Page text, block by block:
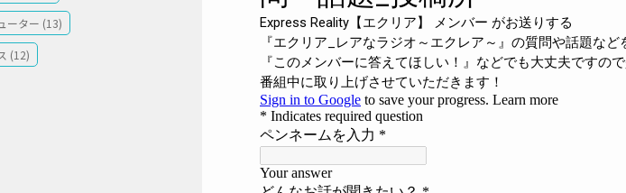
ーター (13)
(12)